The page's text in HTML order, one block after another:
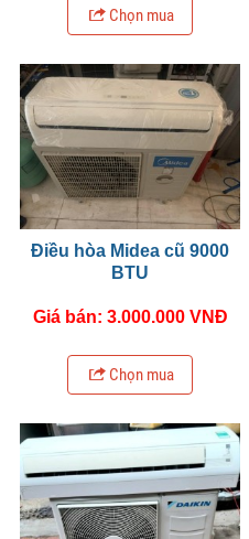
Chọn mua
Điều hòa Midea cũ 9000
BTU
Giá bán: 3.000.000 VNĐ
Chọn mua